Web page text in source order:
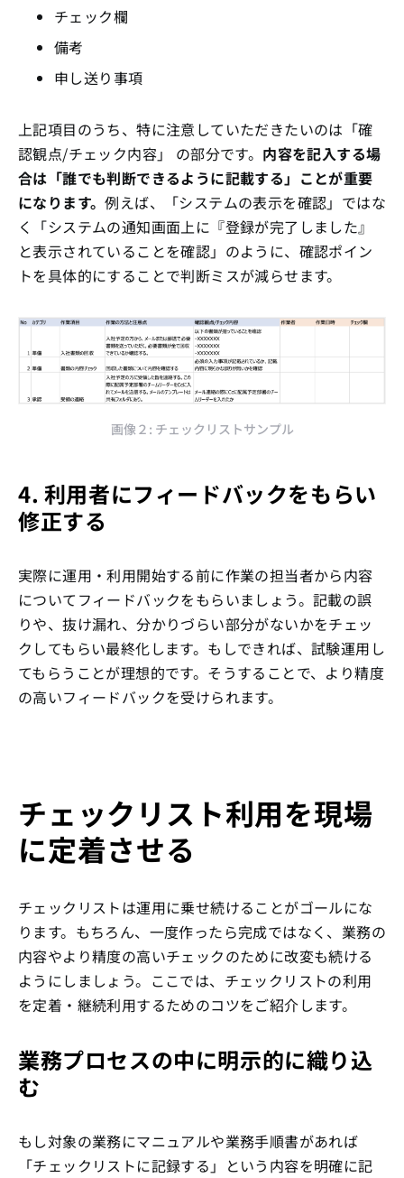
チェック欄
備考
申し送り事項
上記項目のうち、特に注意していただきたいのは「確
認観点/チェック内容」 の部分です。 内容を記入する場
合は「誰でも判断できるように記載する」ことが重要
になります。例えば、「システムの表示を確認」ではな
く「システムの通知画面上に『登録が完了しました』
と表示されていることを確認」のように、確認ポイン
トを具体的にすることで判断ミスが減らせます。
画像２: チェックリストサンプル
4. 利用者にフィードバックをもらい
修正する
実際に運用・利用開始する前に作業の担当者から内容
についてフィードバックをもらいましょう。記載の誤
りや、抜け漏れ、分かりづらい部分がないかをチェッ
クしてもらい最終化します。もしできれば、試験運用し
てもらうことが理想的です。そうすることで、より精度
の高いフィードバックを受けられます。
チェックリスト利用を現場
に定着させる
チェックリストは運用に乗せ続けることがゴールにな
ります。もちろん、一度作ったら完成ではなく、業務の
内容やより精度の高いチェックのために改変も続ける
ようにしましょう。ここでは、チェックリストの利用
を定着・継続利用するためのコツをご紹介します。
業務プロセスの中に明示的に織り込
む
もし対象の業務にマニュアルや業務手順書があれば
「チェックリストに記録する」という内容を明確に記